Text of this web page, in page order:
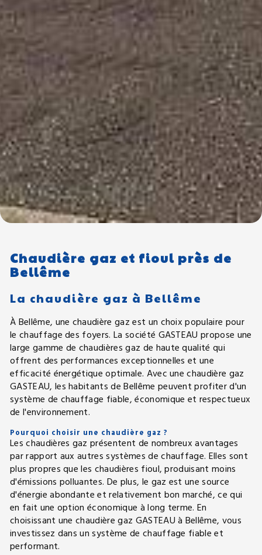
Chaudière gaz et fioul près de
Bellême
La chaudière gaz à Bellême
À Bellême, une chaudière gaz est un choix populaire pour
le chauffage des foyers. La société GASTEAU propose une
large gamme de chaudières gaz de haute qualité qui
offrent des performances exceptionnelles et une
efficacité énergétique optimale. Avec une chaudière gaz
GASTEAU, les habitants de Bellême peuvent profiter d'un
système de chauffage fiable, économique et respectueux
de l'environnement.
Pourquoi choisir une chaudière gaz ?
Les chaudières gaz présentent de nombreux avantages
par rapport aux autres systèmes de chauffage. Elles sont
plus propres que les chaudières fioul, produisant moins
d'émissions polluantes. De plus, le gaz est une source
d'énergie abondante et relativement bon marché, ce qui
en fait une option économique à long terme. En
choisissant une chaudière gaz GASTEAU à Bellême, vous
investissez dans un système de chauffage fiable et
performant.